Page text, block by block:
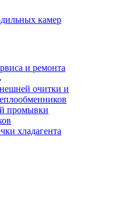
камер
и ремонта
очитки и
промывки
хладагента